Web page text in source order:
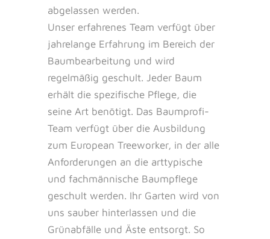
abgelassen werden.
Unser erfahrenes Team verfügt über
jahrelange Erfahrung im Bereich der
Baumbearbeitung und wird
regelmäßig geschult. Jeder Baum
erhält die spezifische Pflege, die
seine Art benötigt. Das Baumprofi-
Team verfügt über die Ausbildung
zum European Treeworker, in der alle
Anforderungen an die arttypische
und fachmännische Baumpflege
geschult werden. Ihr Garten wird von
uns sauber hinterlassen und die
Grünabfälle und Äste entsorgt. So